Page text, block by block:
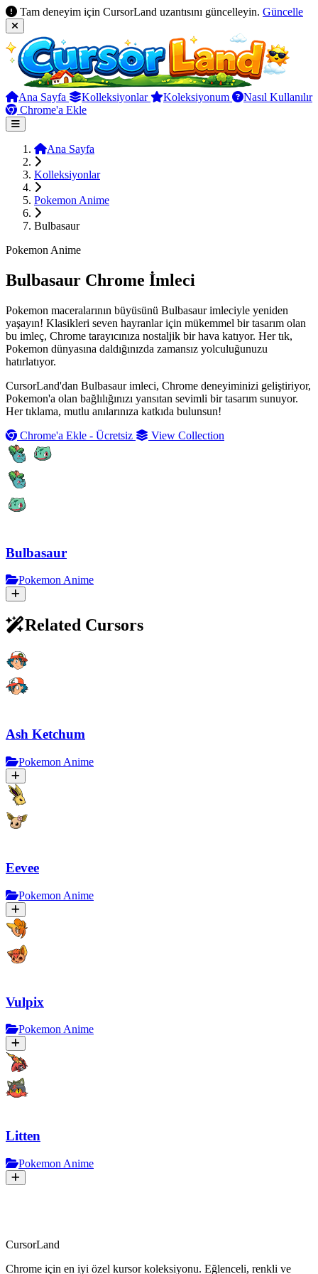
Tam deneyim için CursorLand uzantısını güncelleyin. Güncelle
Ana Sayfa Kolleksiyonlar Koleksiyonum
Nasıl Kullanılır
Chrome'a Ekle
Ana Sayfa
Kolleksiyonlar
Pokemon Anime
Bulbasaur
Pokemon Anime
Bulbasaur Chrome İmleci
Pokemon maceralarının büyüsünü Bulbasaur imleciyle yeniden
yaşayın! Klasikleri seven hayranlar için mükemmel bir tasarım olan
bu imleç, Chrome tarayıcınıza nostaljik bir hava katıyor. Her tık,
Pokemon dünyasına daldığınızda zamansız yolculuğunuzu
hatırlatıyor.
CursorLand'dan Bulbasaur imleci, Chrome deneyiminizi geliştiriyor,
Pokemon'a olan bağlılığınızı yansıtan sevimli bir tasarım sunuyor.
Her tıklama, mutlu anılarınıza katkıda bulunsun!
Chrome'a Ekle - Ücretsiz
View Collection
Bulbasaur
Pokemon Anime
Related Cursors
Ash Ketchum
Pokemon Anime
Eevee
Pokemon Anime
Vulpix
Pokemon Anime
Litten
Pokemon Anime
CursorLand
Chrome için en iyi özel kursor koleksiyonu. Eğlenceli, renkli ve